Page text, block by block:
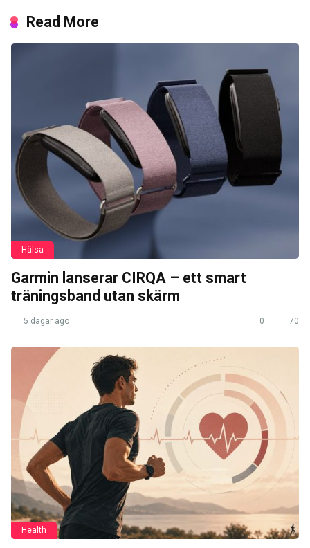
Read More
Hälsa
Garmin lanserar CIRQA – ett smart
träningsband utan skärm
5 dagar ago 0 70
Health